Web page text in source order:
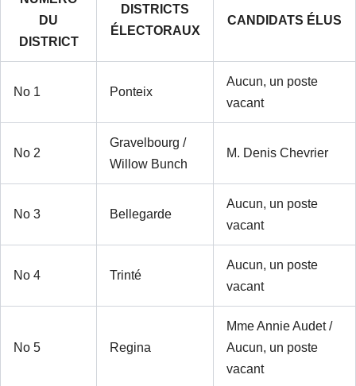
DU
DISTRICT
DISTRICTS
ÉLECTORAUX
CANDIDATS ÉLUS
No 1 Ponteix
Aucun, un poste
vacant
No 2
Gravelbourg /
Willow Bunch
M. Denis Chevrier
No 3 Bellegarde
Aucun, un poste
vacant
No 4 Trinté
Aucun, un poste
vacant
No 5 Regina
Mme Annie Audet /
Aucun, un poste
vacant